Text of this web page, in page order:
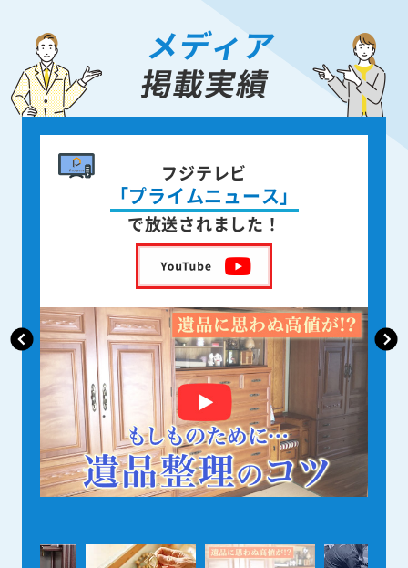
メディア
掲載実績
書籍出版
身近な人が
亡くなった後の遺品整理
を出版しました！